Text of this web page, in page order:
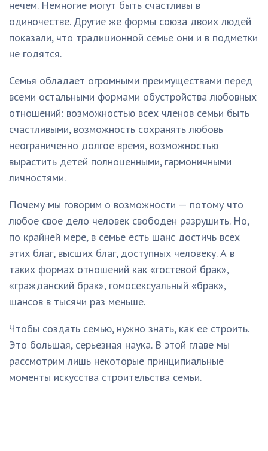
нечем. Немногие могут быть счастливы в
одиночестве. Другие же формы союза двоих людей
показали, что традиционной семье они и в подметки
не годятся.
Семья обладает огромными преимуществами перед
всеми остальными формами обустройства любовных
отношений: возможностью всех членов семьи быть
счастливыми, возможность сохранять любовь
неограниченно долгое время, возможностью
вырастить детей полноценными, гармоничными
личностями.
Почему мы говорим о возможности — потому что
любое свое дело человек свободен разрушить. Но,
по крайней мере, в семье есть шанс достичь всех
этих благ, высших благ, доступных человеку. А в
таких формах отношений как «гостевой брак»,
«гражданский брак», гомосексуальный «брак»,
шансов в тысячи раз меньше.
Чтобы создать семью, нужно знать, как ее строить.
Это большая, серьезная наука. В этой главе мы
рассмотрим лишь некоторые принципиальные
моменты искусства строительства семьи.